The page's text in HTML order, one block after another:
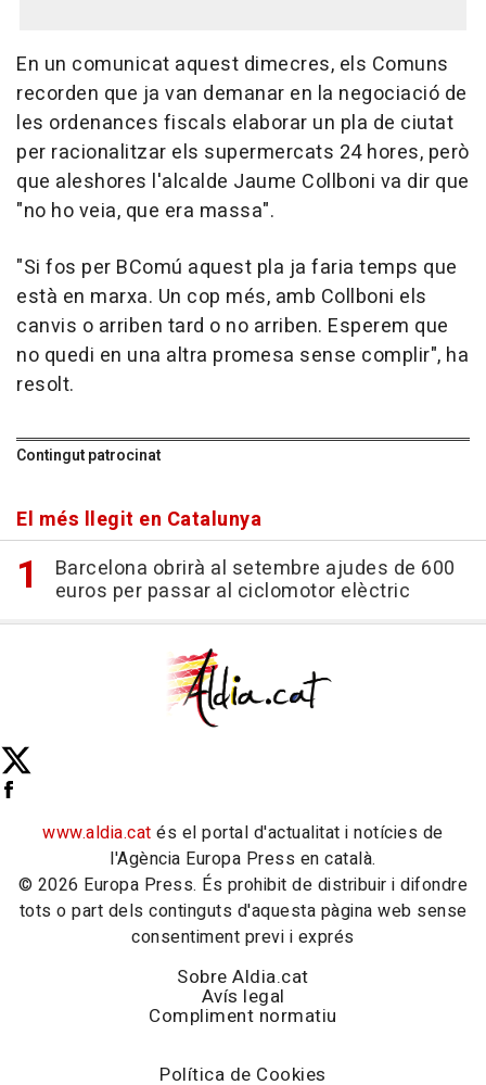
En un comunicat aquest dimecres, els Comuns
recorden que ja van demanar en la negociació de
les ordenances fiscals elaborar un pla de ciutat
per racionalitzar els supermercats 24 hores, però
que aleshores l'alcalde Jaume Collboni va dir que
"no ho veia, que era massa".
"Si fos per BComú aquest pla ja faria temps que
està en marxa. Un cop més, amb Collboni els
canvis o arriben tard o no arriben. Esperem que
no quedi en una altra promesa sense complir", ha
resolt.
Contingut patrocinat
El més llegit en Catalunya
Barcelona obrirà al setembre ajudes de 600
euros per passar al ciclomotor elèctric
www.aldia.cat és el portal d'actualitat i notícies de
l'Agència Europa Press en català.
© 2026 Europa Press. És prohibit de distribuir i difondre
tots o part dels continguts d'aquesta pàgina web sense
consentiment previ i exprés
Sobre Aldia.cat
Avís legal
Compliment normatiu
Política de Cookies